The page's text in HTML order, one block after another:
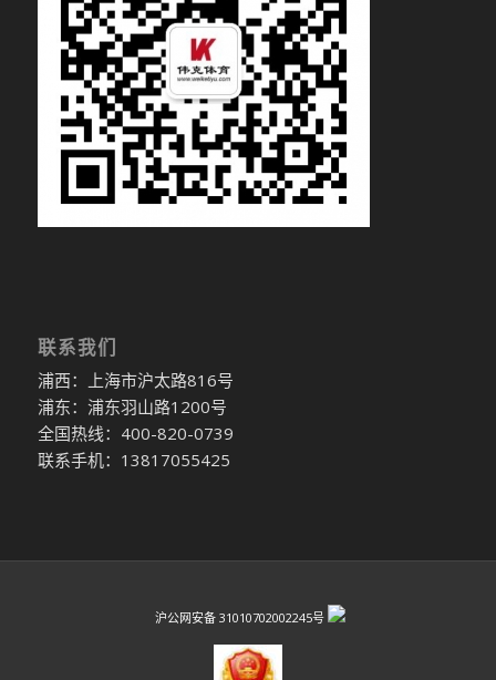
联系我们
浦西：上海市沪太路816号
浦东：浦东羽山路1200号
全国热线：400-820-0739
联系手机：13817055425
沪公网安备 31010702002245号